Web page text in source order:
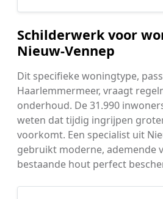
Schilderwerk voor
Nieuw-Vennep
Dit specifieke woningtype,
Haarlemmermeer, vraagt
onderhoud. De 31.990
weten dat tijdig ingrijpen
voorkomt. Een specialist uit
gebruikt moderne, ademende
bestaande hout perfect